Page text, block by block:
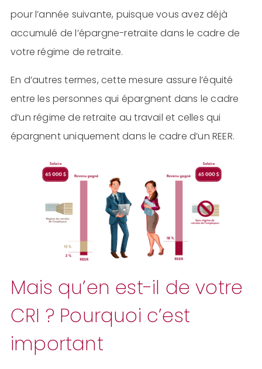
pour l’année suivante, puisque vous avez déjà
accumulé de l’épargne-retraite dans le cadre de
votre régime de retraite.
En d’autres termes, cette mesure assure l’équité
entre les personnes qui épargnent dans le cadre
d’un régime de retraite au travail et celles qui
épargnent uniquement dans le cadre d’un REER.
Mais qu’en est-il de votre
CRI ? Pourquoi c’est
important